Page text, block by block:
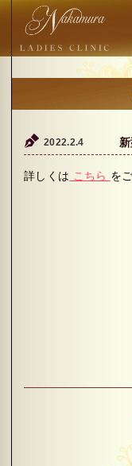
2022.2.4
詳しくは こちら を